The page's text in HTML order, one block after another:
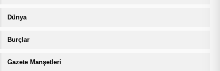
Dünya
Burçlar
Gazete Manşetleri